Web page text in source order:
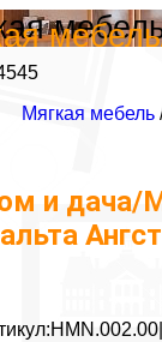
Мягкая мебель
и дача/